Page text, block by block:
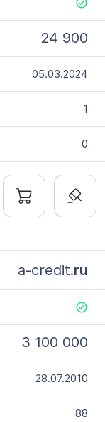
24 900
05.03.2024
1
0
a-credit.ru
3 100 000
28.07.2010
88